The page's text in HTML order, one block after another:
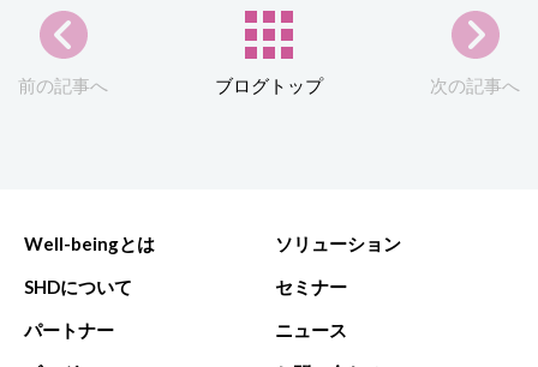
前の記事へ ブログトップ 次の記事へ
Well-beingとは
ソリューション
SHDについて
セミナー
パートナー
ニュース